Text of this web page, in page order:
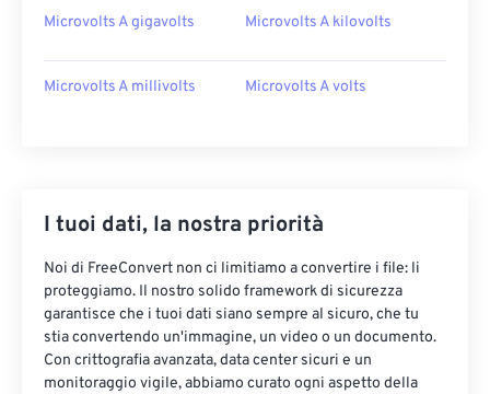
Microvolts A gigavolts Microvolts A kilovolts
Microvolts A millivolts Microvolts A volts
I tuoi dati, la nostra priorità
Noi di FreeConvert non ci limitiamo a convertire i file: li
proteggiamo. Il nostro solido framework di sicurezza
garantisce che i tuoi dati siano sempre al sicuro, che tu
stia convertendo un'immagine, un video o un documento.
Con crittografia avanzata, data center sicuri e un
monitoraggio vigile, abbiamo curato ogni aspetto della